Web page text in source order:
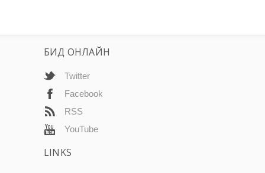
БИД ОНЛАЙН
Twitter
Facebook
RSS
YouTube
LINKS